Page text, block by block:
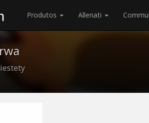
Produtos Allenati